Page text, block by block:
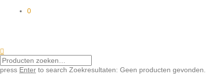
0
press Enter to search Zoekresultaten: Geen producten gevonden.